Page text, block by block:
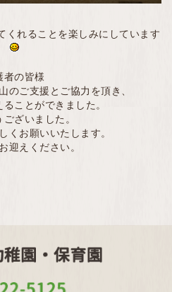
くれることを楽しみにしています
者の皆様
のご支援とご協力を頂き、
ことができました。
ざいました。
くお願いいたします。
迎えください。